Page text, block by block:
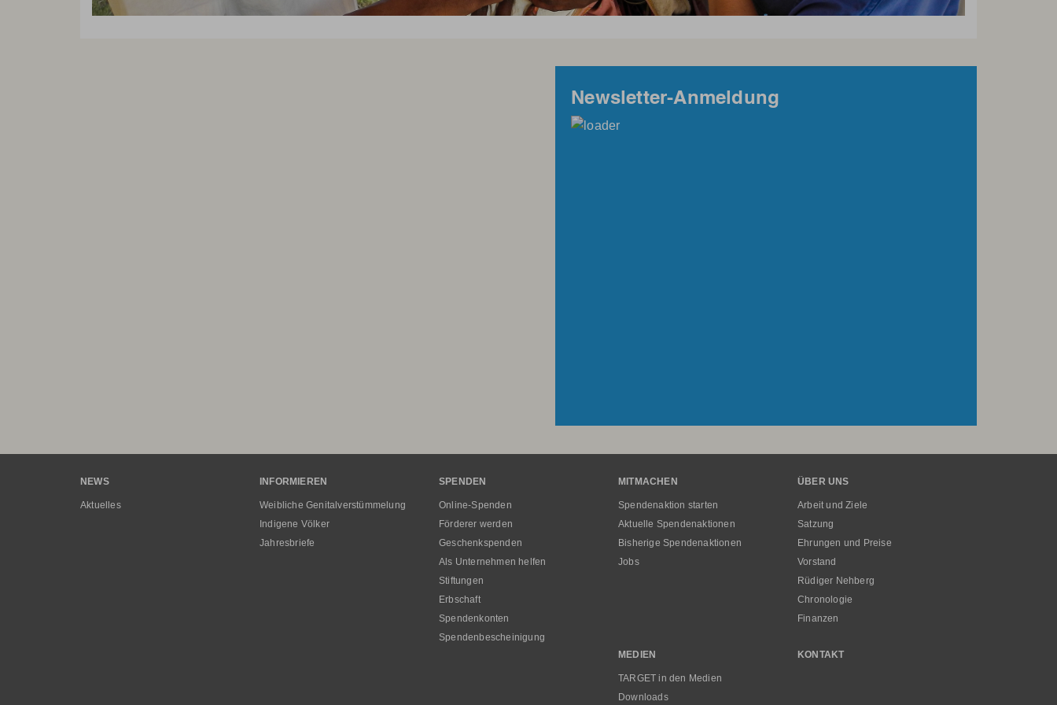
Newsletter-Anmeldung
Hauptnavigation
NEWS
Aktuelles
INFORMIEREN
Weibliche Genitalverstümmelung
Indigene Völker
Jahresbriefe
SPENDEN
Online-Spenden
Förderer werden
Geschenkspenden
Als Unternehmen helfen
Stiftungen
Erbschaft
Spendenkonten
Spendenbescheinigung
MITMACHEN
Spendenaktion starten
Aktuelle Spendenaktionen
Bisherige Spendenaktionen
Jobs
ÜBER UNS
Arbeit und Ziele
Satzung
Ehrungen und Preise
Vorstand
Rüdiger Nehberg
Chronologie
Finanzen
MEDIEN
TARGET in den Medien
Downloads
KONTAKT